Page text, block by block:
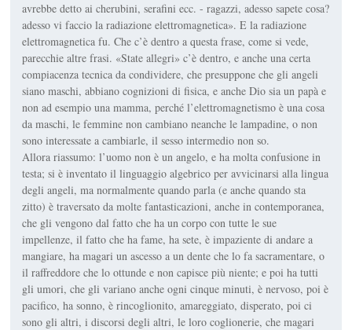
avrebbe detto ai cherubini, serafini ecc. - ragazzi, adesso sapete cosa?
adesso vi faccio la radiazione elettromagnetica». E la radiazione
elettromagnetica fu. Che c’è dentro a questa frase, come si vede,
parecchie altre frasi. «State allegri» c’è dentro, e anche una certa
compiacenza tecnica da condividere, che presuppone che gli angeli
siano maschi, abbiano cognizioni di fisica, e anche Dio sia un papà e
non ad esempio una mamma, perché l’elettromagnetismo è una cosa
da maschi, le femmine non cambiano neanche le lampadine, o non
sono interessate a cambiarle, il sesso intermedio non so.
Allora riassumo: l’uomo non è un angelo, e ha molta confusione in
testa; si è inventato il linguaggio algebrico per avvicinarsi alla lingua
degli angeli, ma normalmente quando parla (e anche quando sta
zitto) è traversato da molte fantasticazioni, anche in contemporanea,
che gli vengono dal fatto che ha un corpo con tutte le sue
impellenze, il fatto che ha fame, ha sete, è impaziente di andare a
mangiare, ha magari un ascesso a un dente che lo fa sacramentare, o
il raffreddore che lo ottunde e non capisce più niente; e poi ha tutti
gli umori, che gli variano anche ogni cinque minuti, è nervoso, poi è
pacifico, ha sonno, è rincoglionito, amareggiato, disperato, poi ci
sono gli altri, i discorsi degli altri, le loro coglionerie, che magari